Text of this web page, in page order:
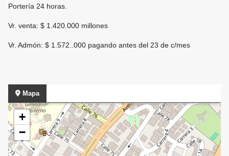
Portería 24 horas.
Vr. venta: $ 1.420.000 millones
Vr. Admón: $ 1.572..000 pagando antes del 23 de c/mes
Mapa
+
−